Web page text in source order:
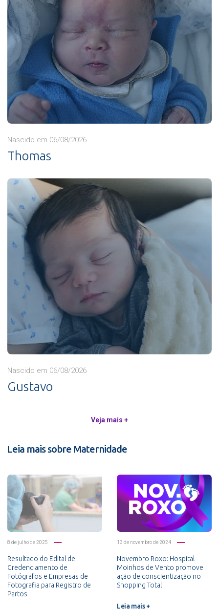
Nascido em 06/08/2026
Thomas
Nascido em 06/08/2026
Gustavo
Veja mais +
Leia mais sobre Maternidade
8 de julho de 2025
Resultado do Edital de
Credenciamento de
Fotógrafos e Empresas de
Fotografia para Registro de
Partos
13 de novembro de 2024
Novembro Roxo: Hospital
Moinhos de Vento promove
ação de conscientização no
Shopping Total
Leia mais +